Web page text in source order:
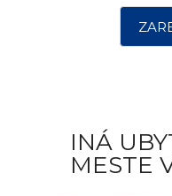
INÁ
MESTE